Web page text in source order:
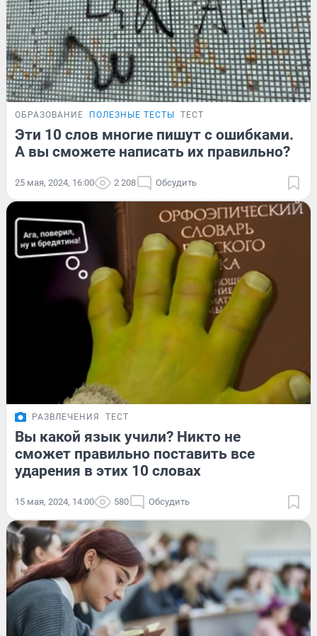
ОБРАЗОВАНИЕ ПОЛЕЗНЫЕ ТЕСТЫ ТЕСТ
Эти 10 слов многие пишут с ошибками.
А вы сможете написать их правильно?
25 мая, 2024, 16:00 2 208 Обсудить
РАЗВЛЕЧЕНИЯ ТЕСТ
Вы какой язык учили? Никто не
сможет правильно поставить все
ударения в этих 10 словах
15 мая, 2024, 14:00 580 Обсудить